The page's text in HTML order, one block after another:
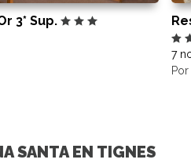
3* Sup.
7
Por
SANTA EN TIGNES